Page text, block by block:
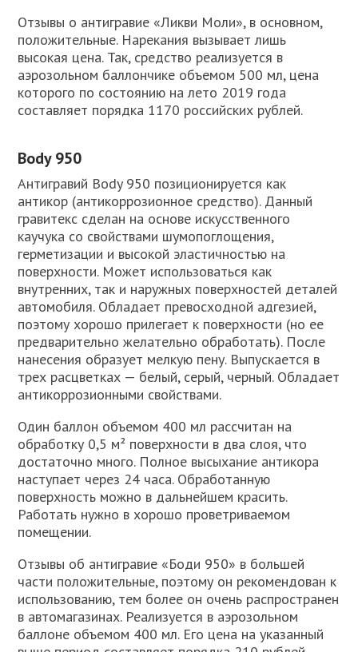
Отзывы о антигравие «Ликви Моли», в основном,
положительные. Нарекания вызывает лишь
высокая цена. Так, средство реализуется в
аэрозольном баллончике объемом 500 мл, цена
которого по состоянию на лето 2019 года
составляет порядка 1170 российских рублей.
Body 950
Антигравий Body 950 позиционируется как
антикор (антикоррозионное средство). Данный
гравитекс сделан на основе искусственного
каучука со свойствами шумопоглощения,
герметизации и высокой эластичностью на
поверхности. Может использоваться как
внутренних, так и наружных поверхностей деталей
автомобиля. Обладает превосходной адгезией,
поэтому хорошо прилегает к поверхности (но ее
предварительно желательно обработать). После
нанесения образует мелкую пену. Выпускается в
трех расцветках — белый, серый, черный. Обладает
антикоррозионными свойствами.
Один баллон объемом 400 мл рассчитан на
обработку 0,5 м² поверхности в два слоя, что
достаточно много. Полное высыхание антикора
наступает через 24 часа. Обработанную
поверхность можно в дальнейшем красить.
Работать нужно в хорошо проветриваемом
помещении.
Отзывы об антигравие «Боди 950» в большей
части положительные, поэтому он рекомендован к
использованию, тем более он очень распространен
в автомагазинах. Реализуется в аэрозольном
баллоне объемом 400 мл. Его цена на указанный